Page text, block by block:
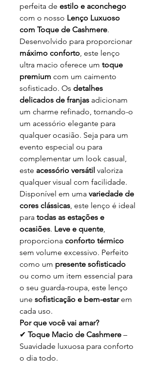
perfeita de estilo e aconchego
com o nosso Lenço Luxuoso
com Toque de Cashmere.
Desenvolvido para proporcionar
máximo conforto, este lenço
ultra macio oferece um toque
premium com um caimento
sofisticado. Os detalhes
delicados de franjas adicionam
um charme refinado, tornando-o
um acessório elegante para
qualquer ocasião. Seja para um
evento especial ou para
complementar um look casual,
este acessório versátil valoriza
qualquer visual com facilidade.
Disponível em uma variedade de
cores clássicas, este lenço é ideal
para todas as estações e
ocasiões. Leve e quente,
proporciona conforto térmico
sem volume excessivo. Perfeito
como um presente sofisticado
ou como um item essencial para
o seu guarda-roupa, este lenço
une sofisticação e bem-estarem
cada uso.
Por que você vai amar?
✔ Toque Macio de Cashmere –
Suavidade luxuosa para conforto
o dia todo.